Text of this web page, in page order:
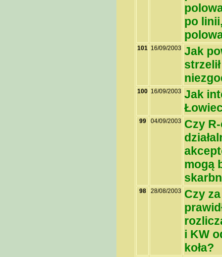
po
101 16/09/2003 Jak
100 16/09/2003 Jak
99 04/09/2003 Czy
mogą
98 28/08/2003 Czy
i KW
koła?